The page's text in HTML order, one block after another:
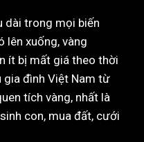
dài trong mọi biến
lên xuống, vàng
ít bị mất giá theo thời
gia đình Việt Nam từ
tích vàng, nhất là
con, mua đất, cưới